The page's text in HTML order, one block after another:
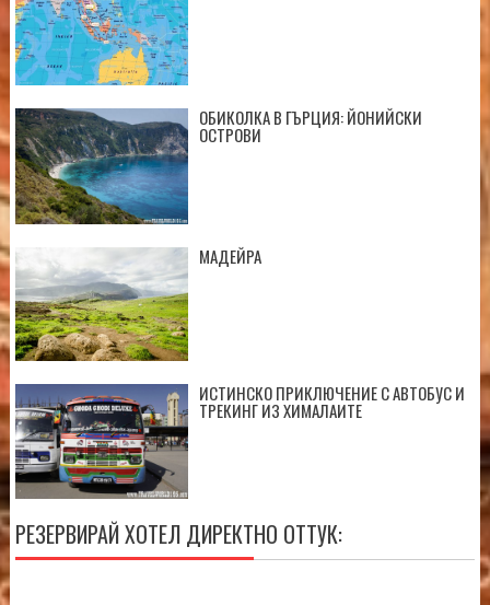
ОБИКОЛКА В ГЪРЦИЯ: ЙОНИЙСКИ
ОСТРОВИ
МАДЕЙРА
ИСТИНСКО ПРИКЛЮЧЕНИЕ С АВТОБУС И
ТРЕКИНГ ИЗ ХИМАЛАИТЕ
РЕЗЕРВИРАЙ ХОТЕЛ ДИРЕКТНО ОТТУК: